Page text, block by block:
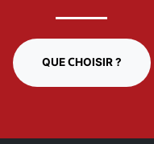
QUE CHOISIR ?